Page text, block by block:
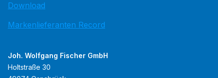
Download
Markenlieferanten Record
Joh. Wolfgang Fischer GmbH
Holtstraße 30